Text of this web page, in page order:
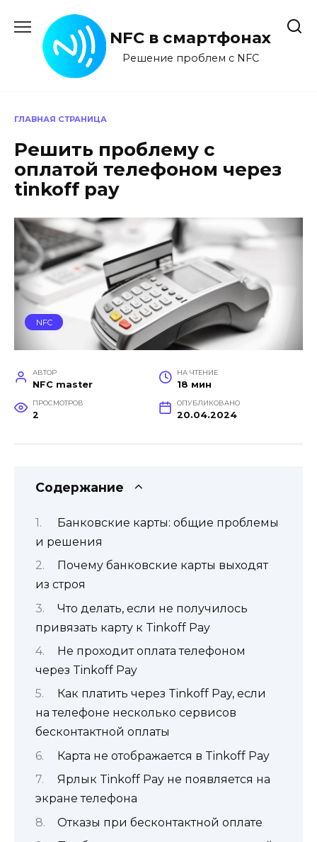
содержанию
NFC в смартфонах
Решение проблем с NFC
ГЛАВНАЯ СТРАНИЦА
Решить проблему с
оплатой телефоном через
tinkoff pay
NFC
АВТОР
NFC master
НА ЧТЕНИЕ
18 мин
ПРОСМОТРОВ
2
ОПУБЛИКОВАНО
20.04.2024
Содержание
Банковские карты: общие проблемы
и решения
Почему банковские карты выходят
из строя
Что делать, если не получилось
привязать карту к Tinkoff Pay
Не проходит оплата телефоном
через Tinkoff Pay
Как платить через Tinkoff Pay, если
на телефоне несколько сервисов
бесконтактной оплаты
Карта не отображается в Tinkoff Pay
Ярлык Tinkoff Pay не появляется на
экране телефона
Отказы при бесконтактной оплате